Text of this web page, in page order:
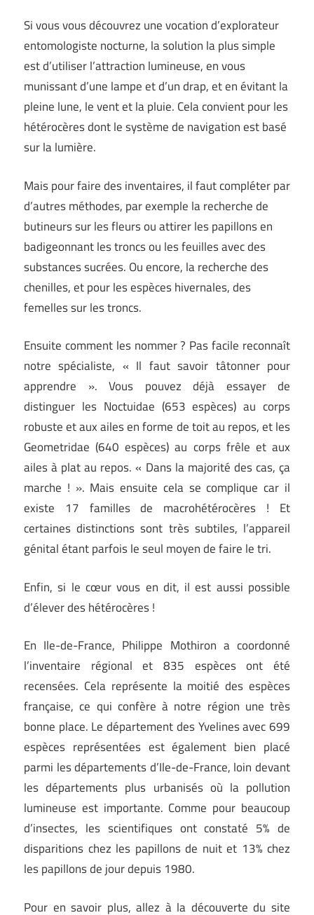
Si vous vous découvrez une vocation d’explorateur
entomologiste nocturne, la solution la plus simple
est d’utiliser l’attraction lumineuse, en vous
munissant d’une lampe et d’un drap, et en évitant la
pleine lune, le vent et la pluie. Cela convient pour les
hétérocères dont le système de navigation est basé
sur la lumière.
Mais pour faire des inventaires, il faut compléter par
d’autres méthodes, par exemple la recherche de
butineurs sur les fleurs ou attirer les papillons en
badigeonnant les troncs ou les feuilles avec des
substances sucrées. Ou encore, la recherche des
chenilles, et pour les espèces hivernales, des
femelles sur les troncs.
Ensuite comment les nommer ? Pas facile reconnaît
notre spécialiste, « Il faut savoir tâtonner pour
apprendre ». Vous pouvez déjà essayer de
distinguer les Noctuidae (653 espèces) au corps
robuste et aux ailes en forme de toit au repos, et les
Geometridae (640 espèces) au corps frêle et aux
ailes à plat au repos. « Dans la majorité des cas, ça
marche ! ». Mais ensuite cela se complique car il
existe 17 familles de macrohétérocères ! Et
certaines distinctions sont très subtiles, l’appareil
génital étant parfois le seul moyen de faire le tri.
Enfin, si le cœur vous en dit, il est aussi possible
d’élever des hétérocères !
En Ile-de-France, Philippe Mothiron a coordonné
l’inventaire régional et 835 espèces ont été
recensées. Cela représente la moitié des espèces
française, ce qui confère à notre région une très
bonne place. Le département des Yvelines avec 699
espèces représentées est également bien placé
parmi les départements d’Ile-de-France, loin devant
les départements plus urbanisés où la pollution
lumineuse est importante. Comme pour beaucoup
d’insectes, les scientifiques ont constaté 5% de
disparitions chez les papillons de nuit et 13% chez
les papillons de jour depuis 1980.
Pour en savoir plus, allez à la découverte du site